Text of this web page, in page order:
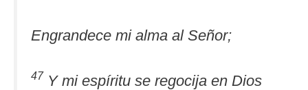
Engrandece mi alma al Señor;
47 Y mi espíritu se regocija en Dios